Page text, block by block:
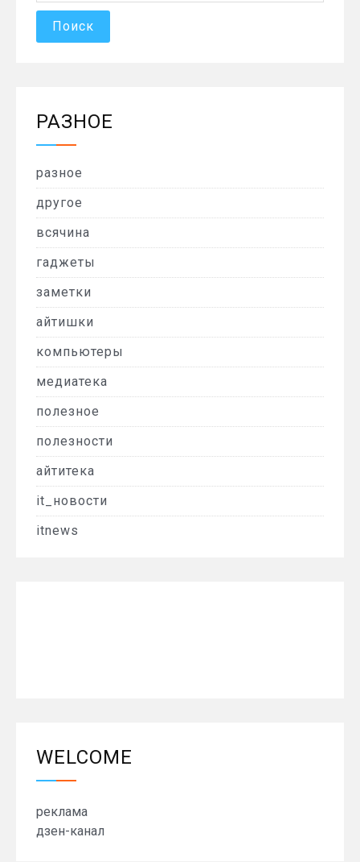
РАЗНОЕ
разное
другое
всячина
гаджеты
заметки
айтишки
компьютеры
медиатека
полезное
полезности
айтитека
it_новости
itnews
WELCOME
реклама
дзен-канал